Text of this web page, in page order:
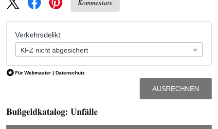
Kommentare
Bußgeldkatalog: Unfälle